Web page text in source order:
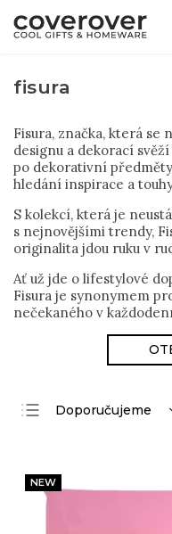
fisura
Fisura, značka, která se
designu a dekorací
po dekorativní
hledání inspirace a
S kolekcí, která je
s nejnovějšími trendy,
originalita jdou ruku v
Ať už jde o lifestylové
Fisura je synonymem
nečekaného v
Doporučujeme
Nejprodávanější
NEW